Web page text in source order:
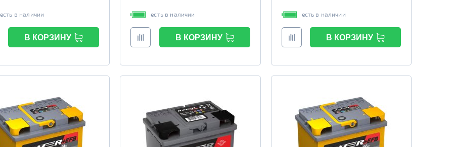
есть в наличии
В КОРЗИНУ
есть в наличии
В КОРЗИНУ
есть в наличии
В КОРЗИНУ